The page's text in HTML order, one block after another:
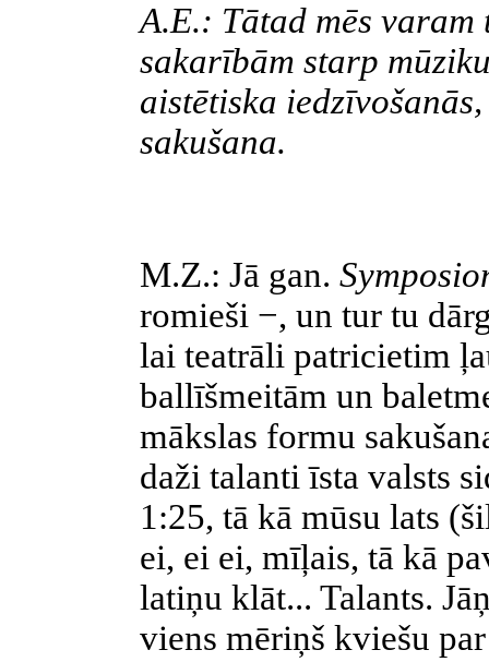
A.E.: Tātad mēs
sakarībām starp
aistētiska
sakušana.
M.Z.: Jā gan.
romieši −, un tur tu
lai teatrāli patricietim
ballīšmeitām un
mākslas formu
daži talanti īsta valsts
1:25, tā kā mūsu lats
ei, ei ei, mīļais, tā kā
latiņu klāt... Talants.
viens mēriņš kviešu